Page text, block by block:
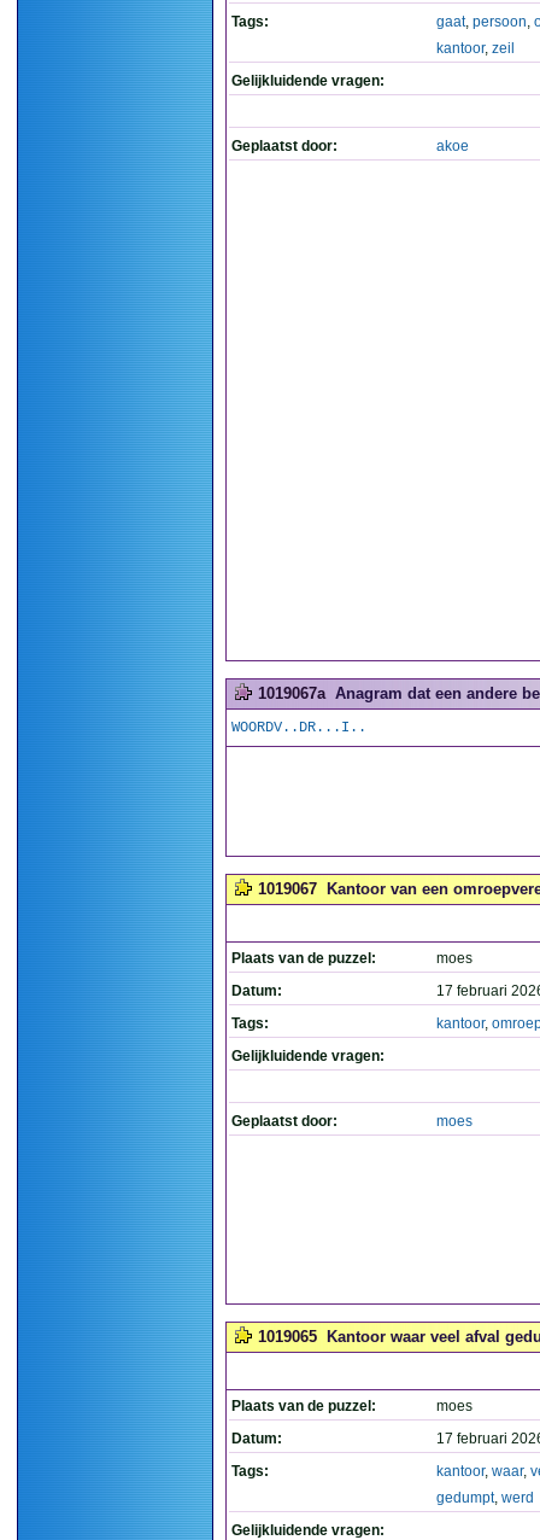
Tags:
gaat, persoon,
kantoor, zeil
Gelijkluidende vragen:
Geplaatst door: akoe
1019067a Anagram dat een andere
WOORDV..DR...I..
1019067 Kantoor van een
Plaats van de puzzel:
moes
Datum:
17 februari
Tags:
kantoor,
Gelijkluidende vragen:
Geplaatst door: moes
1019065 Kantoor waar veel afval
Plaats van de puzzel:
moes
Datum:
17 februari
Tags:
kantoor, waar,
gedumpt, werd
Gelijkluidende vragen: